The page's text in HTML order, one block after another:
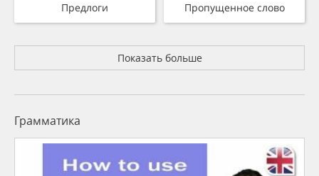
Предлоги Пропущенное слово
Показать больше
Грамматика